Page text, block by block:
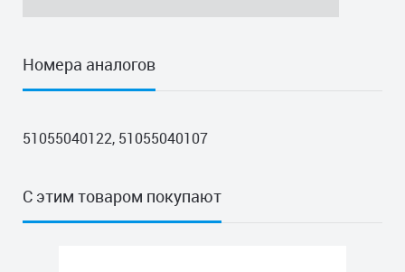
Номера аналогов
51055040122, 51055040107
С этим товаром покупают